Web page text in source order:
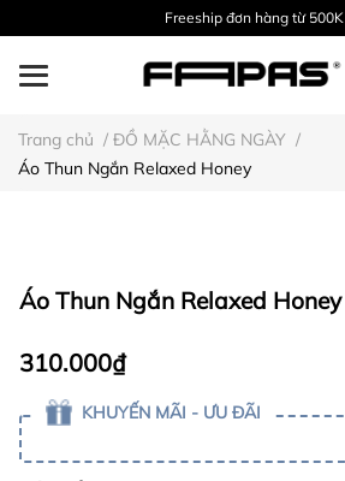
Freeship đơn hàng từ 500K
Trang chủ / ĐỒ MẶC HẰNG NGÀY /
Áo Thun Ngắn Relaxed Honey
Áo Thun Ngắn Relaxed Honey
310.000₫
KHUYẾN MÃI - ƯU ĐÃI